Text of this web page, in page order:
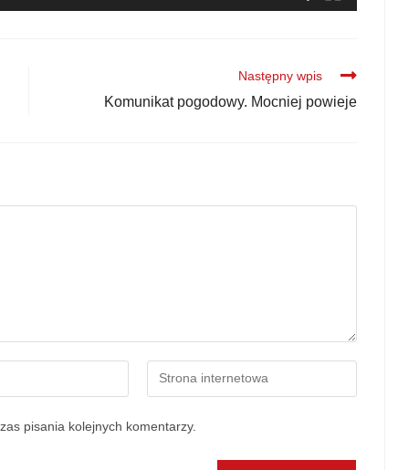
Następny wpis
Komunikat pogodowy. Mocniej powieje
pisania kolejnych komentarzy.